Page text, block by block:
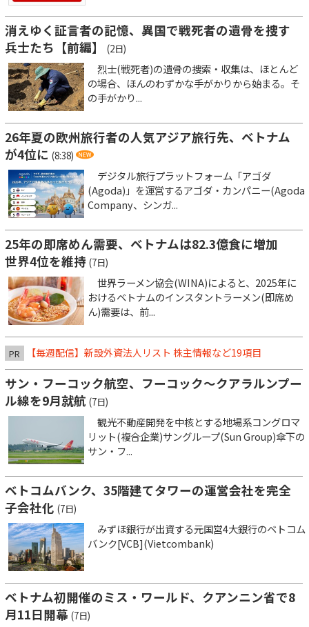
消えゆく証言者の記憶、異国で戦死者の遺骨を捜す
兵士たち【前編】
(2日)
烈士(戦死者)の遺骨の捜索・収集は、ほとんど
の場合、ほんのわずかな手がかりから始まる。そ
の手がかり...
26年夏の欧州旅行者の人気アジア旅行先、ベトナム
が4位に (8:38)
デジタル旅行プラットフォーム「アゴダ
(Agoda)」を運営するアゴダ・カンパニー(Agoda
Company、シンガ...
25年の即席めん需要、ベトナムは82.3億食に増加
世界4位を維持 (7日)
世界ラーメン協会(WINA)によると、2025年に
おけるベトナムのインスタントラーメン(即席め
ん)需要は、前...
PR 【毎週配信】新設外資法人リスト 株主情報など19項目
サン・フーコック航空、フーコック～クアラルンプー
ル線を9月就航 (7日)
観光不動産開発を中核とする地場系コングロマ
リット(複合企業)サングループ(Sun Group)傘下の
サン・フ...
ベトコムバンク、35階建てタワーの運営会社を完全
子会社化 (7日)
みずほ銀行が出資する元国営4大銀行のベトコム
バンク[VCB](Vietcombank)
ベトナム初開催のミス・ワールド、クアンニン省で8
月11日開幕 (7日)